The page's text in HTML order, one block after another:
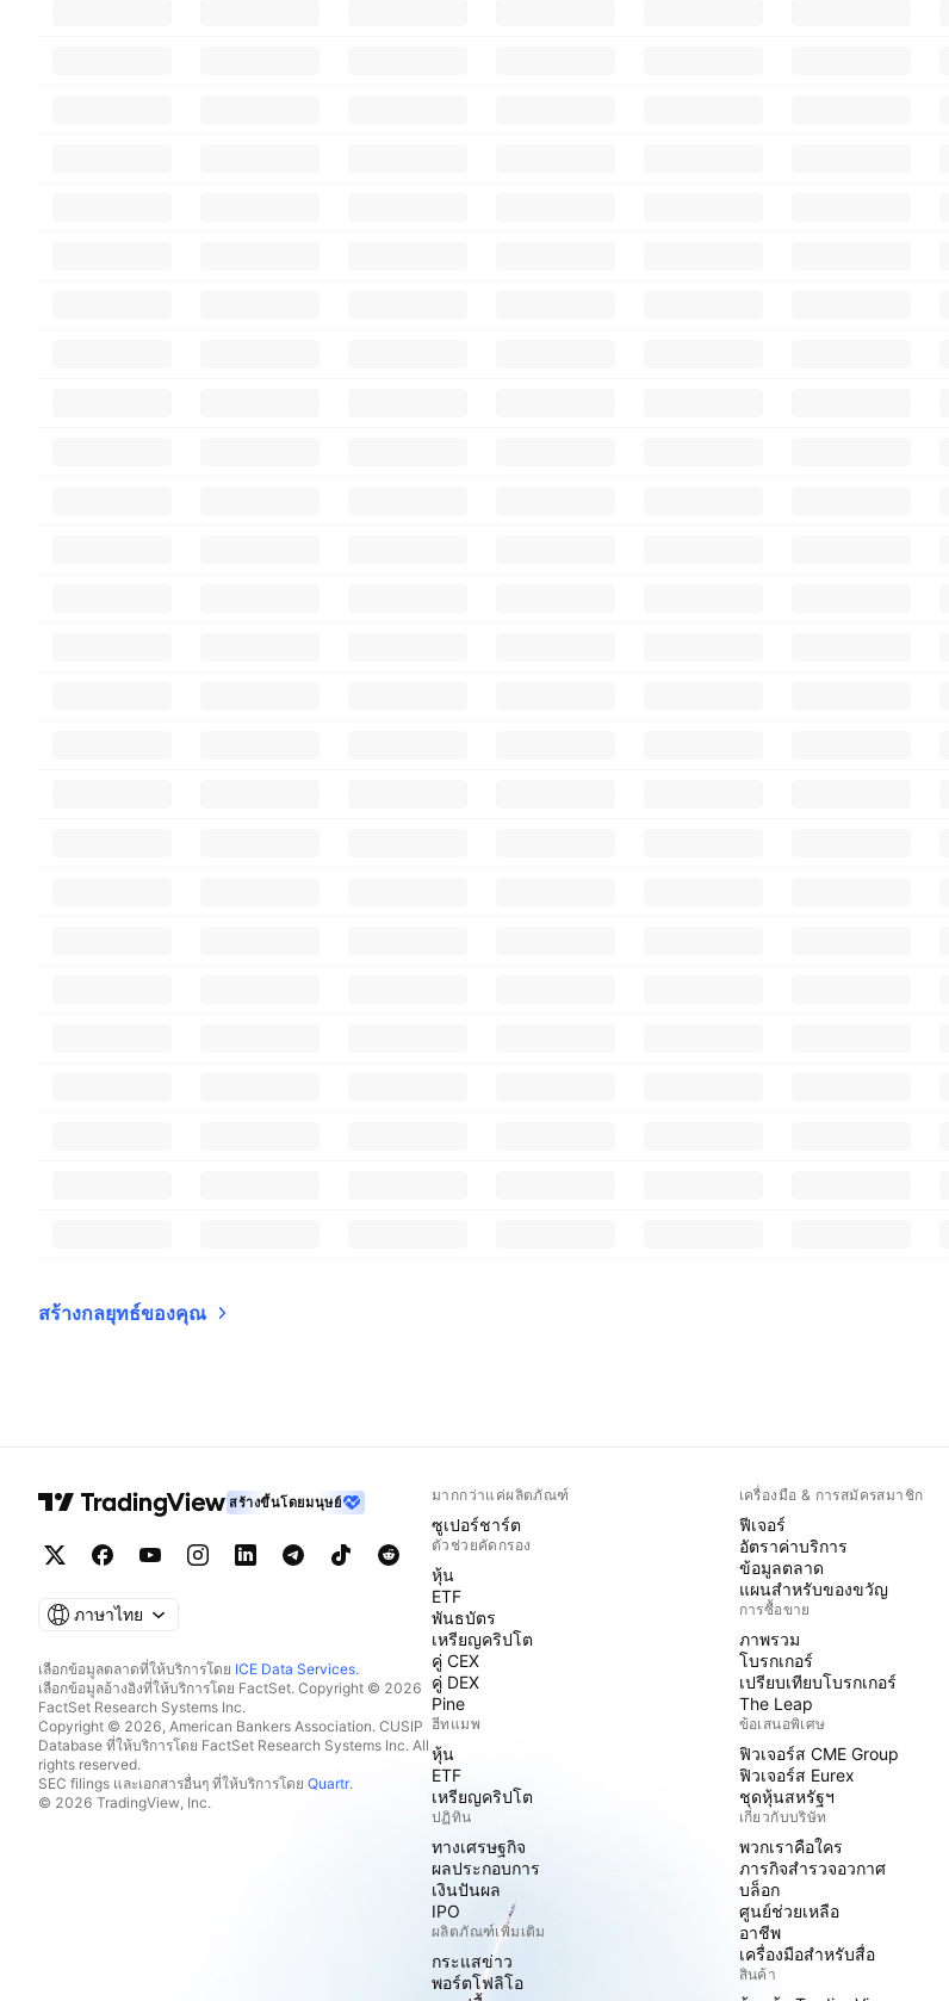
สร้างกลยุทธ์ของคุณ
สร้างขึ้นโดยมนุษย์
ภาษาไทย
เลือกข้อมูลตลาดที่ให้บริการโดย ICE Data Services.
เลือกข้อมูลอ้างอิงที่ให้บริการโดย FactSet. Copyright © 2026
FactSet Research Systems Inc.
Copyright © 2026, American Bankers Association. CUSIP
Database ที่ให้บริการโดย FactSet Research Systems Inc. All
rights reserved.
SEC filings และเอกสารอื่นๆ ที่ให้บริการโดย Quartr.
© 2026 TradingView, Inc.
มากกว่าแค่ผลิตภัณฑ์
ซูเปอร์ชาร์ต
ตัวช่วยคัดกรอง
หุ้น
ETF
พันธบัตร
เหรียญคริปโต
คู่ CEX
คู่ DEX
Pine
ฮีทแมพ
หุ้น
ETF
เหรียญคริปโต
ปฏิทิน
ทางเศรษฐกิจ
ผลประกอบการ
เงินปันผล
IPO
ผลิตภัณฑ์เพิ่มเติม
กระแสข่าว
พอร์ตโฟลิโอ
เครื่องมือ & การสมัครสมาชิก
ฟีเจอร์
อัตราค่าบริการ
ข้อมูลตลาด
แผนสำหรับของขวัญ
การซื้อขาย
ภาพรวม
โบรกเกอร์
เปรียบเทียบโบรกเกอร์
The Leap
ข้อเสนอพิเศษ
ฟิวเจอร์ส CME Group
ฟิวเจอร์ส Eurex
ชุดหุ้นสหรัฐฯ
เกี่ยวกับบริษัท
พวกเราคือใคร
ภารกิจสำรวจอวกาศ
บล็อก
ศูนย์ช่วยเหลือ
อาชีพ
เครื่องมือสำหรับสื่อ
สินค้า